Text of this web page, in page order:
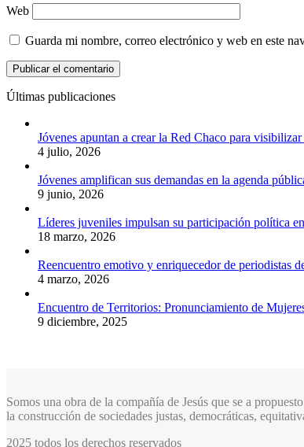
Web
Guarda mi nombre, correo electrónico y web en este
Últimas publicaciones
Jóvenes apuntan a crear la Red Chaco para
4 julio, 2026
Jóvenes amplifican sus demandas en la agenda
9 junio, 2026
Líderes juveniles impulsan su participación política
18 marzo, 2026
Reencuentro emotivo y enriquecedor de periodistas
4 marzo, 2026
Encuentro de Territorios: Pronunciamiento de
9 diciembre, 2025
Somos una obra de la compañía de Jesús que se a
la construcción de sociedades justas, democráticas,
2025 todos los derechos reservados